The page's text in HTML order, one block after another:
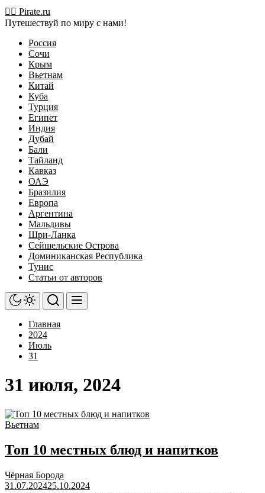
Перейти
к
содержимому
🏴‍☠️ Pirate.ru
Путешествуй по миру с нами!
Россия
Сочи
Крым
Вьетнам
Китай
Куба
Турция
Египет
Индия
Дубай
Бали
Тайланд
Кавказ
ОАЭ
Бразилия
Европа
Аргентина
Мальдивы
Шри-Ланка
Сейшельские Острова
Доминиканская Республика
Тунис
Статьи от авторов
Главная
2024
Июль
31
31 июля, 2024
Вьетнам
Топ 10 местных блюд и напитков
Чёрная Борода
31.07.202425.10.2024